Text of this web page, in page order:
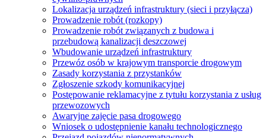
Lokalizacja urządzeń infrastruktury (sieci i przyłącza)
Prowadzenie robót (rozkopy)
Prowadzenie robót związanych z budowa i
przebudową kanalizacji deszczowej
Wbudowanie urządzeń infrastruktury
Przewóz osób w krajowym transporcie drogowym
Zasady korzystania z przystanków
Zgłoszenie szkody komunikacyjnej
Postępowanie reklamacyjne z tytułu korzystania z usług
przewozowych
Awaryjne zajęcie pasa drogowego
Wniosek o udostępnienie kanału technologicznego